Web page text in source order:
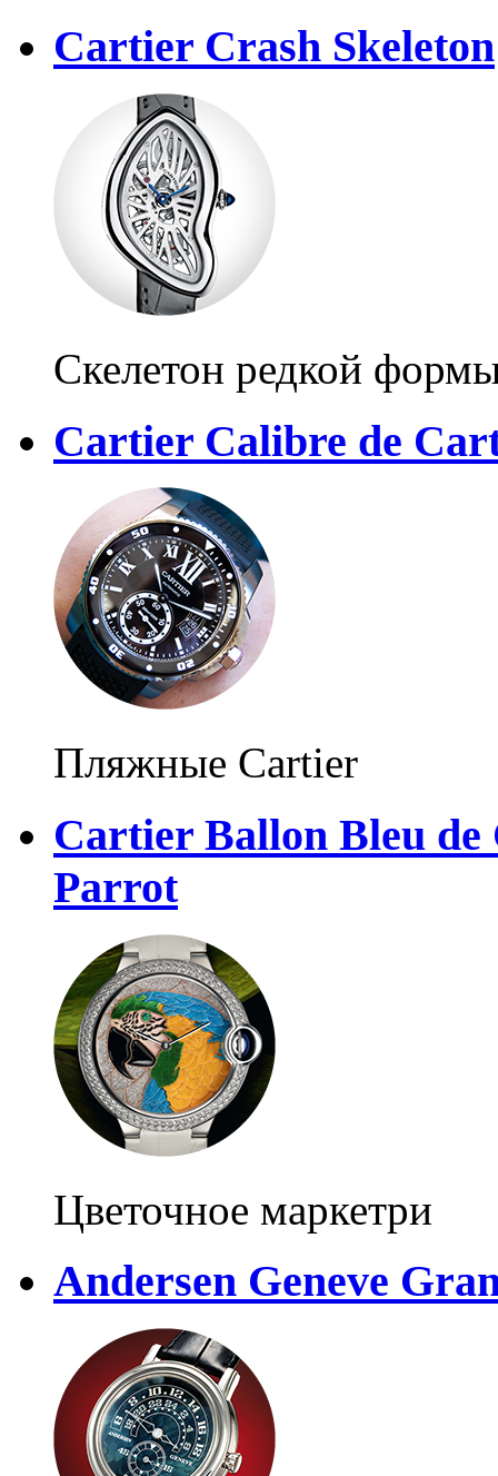
Cartier Crash Skeleton
Скелетон редкой
Cartier Calibre de
Пляжные Cartier
Cartier Ballon Bleu
Parrot
Цветочное маркетри
Andersen Geneve